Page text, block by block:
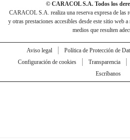
© CARACOL S.A. Todos los
CARACOL S.A. realiza una reserva expresa de las
y otras prestaciones accesibles desde este sitio web
medios que resulten
Aviso legal Política de Protección de
Configuración de cookies
Transparencia
Escríbanos